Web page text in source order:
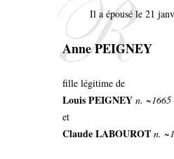
Il a épousé le 21
Anne PEIGNEY
fille légitime de
Louis PEIGNEY n.
et
Claude LABOUROT n.